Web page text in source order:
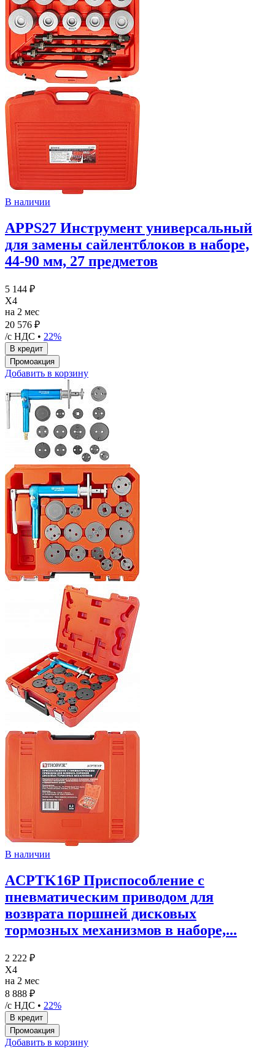
В наличии
APPS27 Инструмент универсальный
для замены сайлентблоков в наборе,
44-90 мм, 27 предметов
5 144 ₽
X4
на 2 мес
20 576 ₽
/с НДС • 22%
Добавить в корзину
В наличии
ACPTK16P Приспособление с
пневматическим приводом для
возврата поршней дисковых
тормозных механизмов в наборе,...
2 222 ₽
X4
на 2 мес
8 888 ₽
/с НДС • 22%
Добавить в корзину